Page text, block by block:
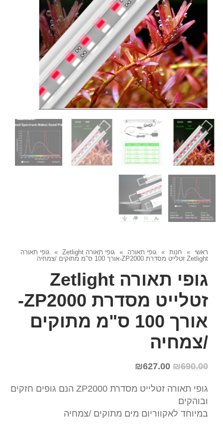
ראשי » חנות » גופי תאורה » גופי תאורה Zetlight »
גופי תאורה
Zetlight זטלייט מסדרת ZP2000-אורך 100 ס"מ מתוקים /צמחיה
גופי תאורה Zetlight
זטלייט מסדרת ZP2000-
אורך 100 ס"מ מתוקים
/צמחיה
₪690.00
₪627.00
גופי תאורה זטלייט מסדרת ZP2000 הנם גופים חזקים
ובוהקים
במיוחד לאקווריום מים מתוקים /צמחיה